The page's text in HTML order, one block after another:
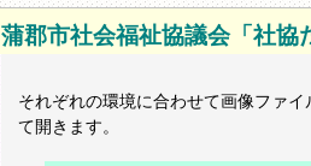
蒲郡市社会福祉協議会「社協
それぞれの環境に合わせて画像ファ
て開きます。